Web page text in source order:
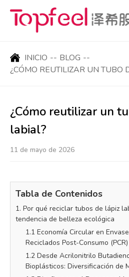
INICIO -- BLOG --
¿CÓMO REUTILIZAR UN TUBO
¿Cómo reutilizar un
labial?
11 de mayo de 2026
Tabla de Contenidos
1. Por qué reciclar tubos de lápiz
tendencia de belleza ecológica
1.1 Economía Circular en
Reciclados Post-Consumo (PCR)
1.2 Desde Acrilonitrilo
Bioplásticos: Diversificación de